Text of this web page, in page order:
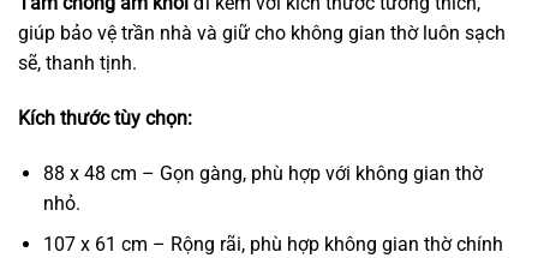
giúp bảo vệ trần nhà và giữ cho không gian thờ luôn sạch
sẽ, thanh tịnh.
Kích thước tùy chọn:
88 x 48 cm – Gọn gàng, phù hợp với không gian thờ
nhỏ.
107 x 61 cm – Rộng rãi, phù hợp không gian thờ chính